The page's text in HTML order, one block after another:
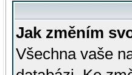
Jak změním
Všechna vaše